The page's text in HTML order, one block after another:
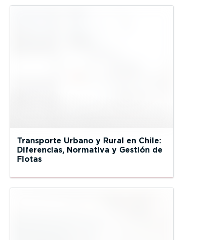
Transporte Urbano y Rural en Chile:
Diferencias, Normativa y Gestión de
Flotas